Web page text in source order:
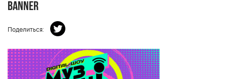
Banner
Поделиться: